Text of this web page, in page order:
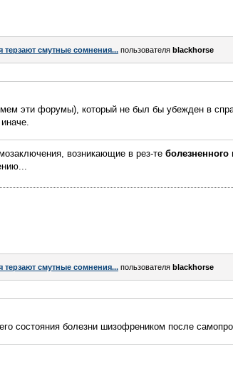
смутные сомнения... пользователя blackhorse
эти форумы), который не был бы убежден в
возникающие в рез-те болезненного
смутные сомнения... пользователя blackhorse
состояния болезни шизофреником после